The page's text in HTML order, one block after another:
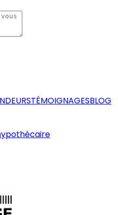
TÉMOIGNAGESBLOG